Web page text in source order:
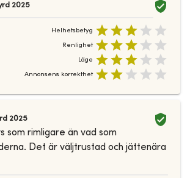
2025
Helhetsbetyg
Renlighet
Läge
Annonsens korrekthet
2025
som rimligare än vad som
Det är väljtrustad och jättenära